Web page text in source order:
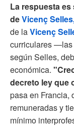
La respuesta
deVicenç
de laVicenç
curriculares
según Selles,
económica.
decreto ley que
pasa en Francia,
remuneradas y
mínimo